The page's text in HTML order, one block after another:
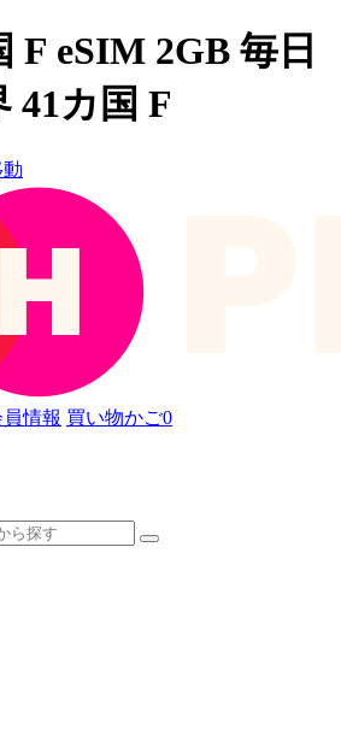
F eSIM 2GB 毎日
41カ国 F
情報 買い物かご0